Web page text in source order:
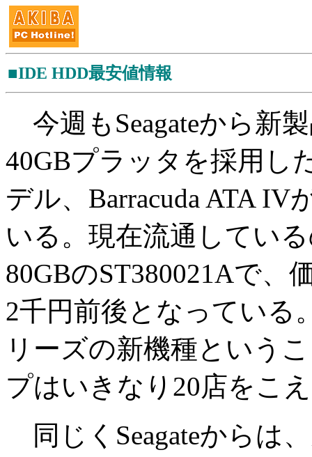
■IDE HDD最安値情報
今週もSeagateから新
40GBプラッタを採用し
デル、Barracuda ATA IV
いる。現在流通してい
80GBのST380021Aで、
2千円前後となっている
リーズの新機種という
プはいきなり20店をこ
同じくSeagateからは